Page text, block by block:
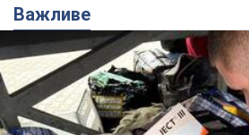
Важливе